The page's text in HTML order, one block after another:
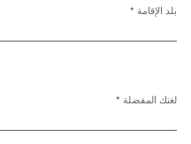
بلد الإقامة *
لغتك المفضلة *